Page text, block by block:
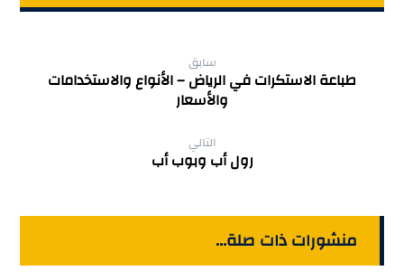
سابق
طباعة الاستكرات في الرياض – الأنواع والاستخدامات
والأسعار
التالي
رول أب وبوب أب
منشورات ذات صلة...